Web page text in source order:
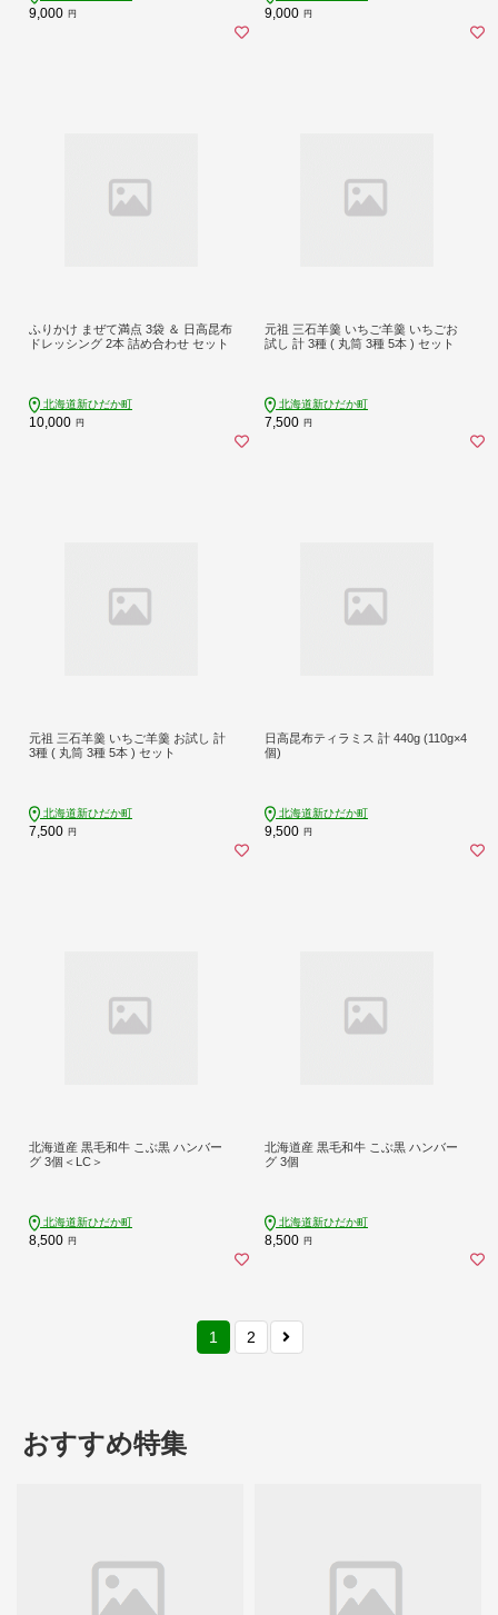
9,000 円 9,000 円
ふりかけ まぜて満点 3袋 ＆ 日高昆布
ドレッシング 2本 詰め合わせ セット
北海道新ひだか町
10,000 円
元祖 三石羊羹 いちご羊羹 いちごお
試し 計 3種 ( 丸筒 3種 5本 ) セット
北海道新ひだか町
7,500 円
元祖 三石羊羹 いちご羊羹 お試し 計
3種 ( 丸筒 3種 5本 ) セット
北海道新ひだか町
7,500 円
日高昆布ティラミス 計 440g (110g×4
個)
北海道新ひだか町
9,500 円
北海道産 黒毛和牛 こぶ黒 ハンバー
グ 3個＜LC＞
北海道新ひだか町
8,500 円
北海道産 黒毛和牛 こぶ黒 ハンバー
グ 3個
北海道新ひだか町
8,500 円
1 2
おすすめ特集